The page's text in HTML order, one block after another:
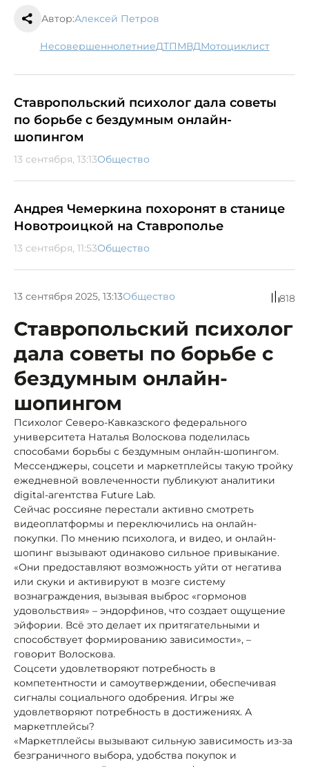
Автор:Алексей Петров
несовершеннолетние ДТП МВД мотоциклист
Ставропольский психолог дала советы
по борьбе с бездумным онлайн-
шопингом
13 сентября, 13:13Общество
Андрея Чемеркина похоронят в станице
Новотроицкой на Ставрополье
13 сентября, 11:53Общество
13 сентября 2025, 13:13Общество 818
Ставропольский психолог
дала советы по борьбе с
бездумным онлайн-
шопингом
Психолог Северо-Кавказского федерального
университета Наталья Волоскова поделилась
способами борьбы с бездумным онлайн-шопингом.
Мессенджеры, соцсети и маркетплейсы такую тройку
ежедневной вовлеченности публикуют аналитики
digital-агентства Future Lab.
Сейчас россияне перестали активно смотреть
видеоплатформы и переключились на онлайн-
покупки. По мнению психолога, и видео, и онлайн-
шопинг вызывают одинаково сильное привыкание.
«Они предоставляют возможность уйти от негатива
или скуки и активируют в мозге систему
вознаграждения, вызывая выброс «гормонов
удовольствия» – эндорфинов, что создает ощущение
эйфории. Всё это делает их притягательными и
способствует формированию зависимости», –
говорит Волоскова.
Соцсети удовлетворяют потребность в
компетентности и самоутверждении, обеспечивая
сигналы социального одобрения. Игры же
удовлетворяют потребность в достижениях. А
маркетплейсы?
«Маркетплейсы вызывают сильную зависимость из-за
безграничного выбора, удобства покупок и